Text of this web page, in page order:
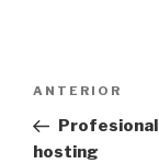
entradas
Entrada
anterior:
ANTERIOR
hosting